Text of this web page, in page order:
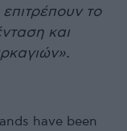
το
και
have been